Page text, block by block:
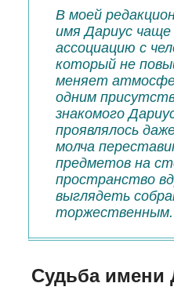
В моей
имя Дариус
ассоциацию с
который не
меняет
одним
знакомого
проявлялось
молча
предметов на
пространство
выглядеть
торжественным.
Судьба имени